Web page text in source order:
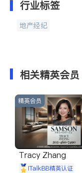
行业标签
地产经纪
相关精英会员
精英会员
Tracy Zhang
iTalkBB精英认证